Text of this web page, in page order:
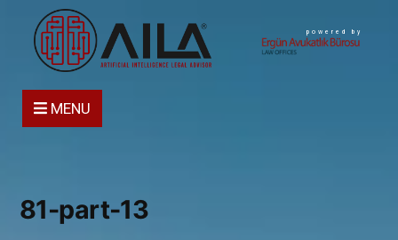
powered by
MENU
81-part-13